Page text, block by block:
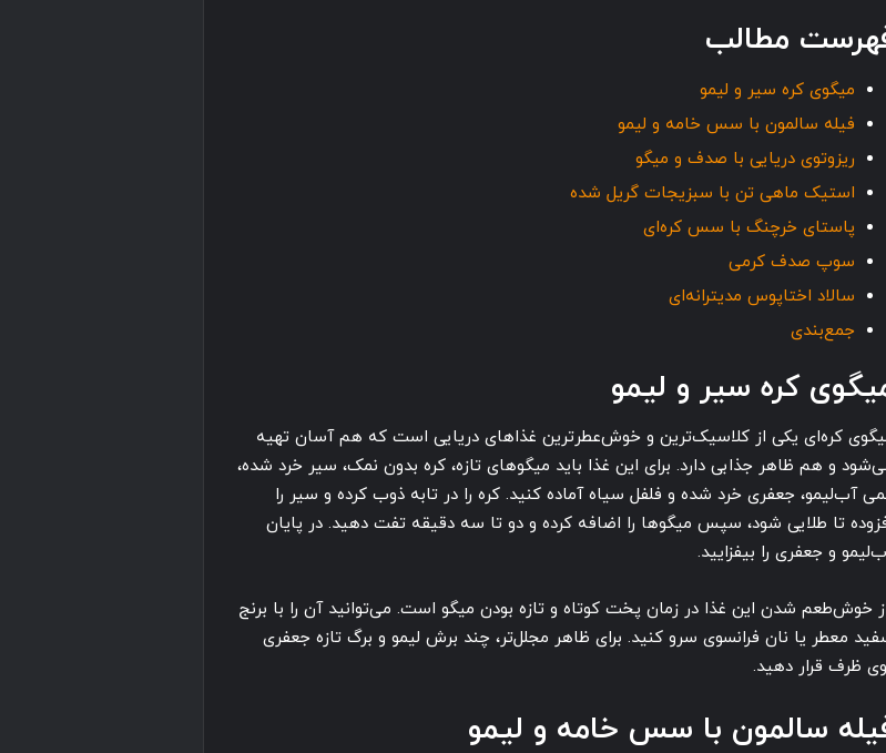
مطالب
میگوی کره سیر و لیمو
فیله سالمون با سس خامه و لیمو
ریزوتوی دریایی با صدف و میگو
استیک ماهی تن با سبزیجات گریل شده
پاستای خرچنگ با سس کره‌ای
سوپ صدف کرمی
سالاد اختاپوس مدیترانه‌ای
جمع‌بندی
کره سیر و لیمو
کره‌ای یکی از کلاسیک‌ترین و خوش‌عطرترین غذاهای دریایی است که هم آسان تهیه
و هم ظاهر جذابی دارد. برای این غذا باید میگوهای تازه، کره بدون نمک، سیر خرد شده،
آب‌لیمو، جعفری خرد شده و فلفل سیاه آماده کنید. کره را در تابه ذوب کرده و سیر را
تا طلایی شود، سپس میگوها را اضافه کرده و دو تا سه دقیقه تفت دهید. در پایان
و جعفری را بیفزایید.
خوش‌طعم شدن این غذا در زمان پخت کوتاه و تازه بودن میگو است. می‌توانید آن را با برنج
معطر یا نان فرانسوی سرو کنید. برای ظاهر مجلل‌تر، چند برش لیمو و برگ تازه جعفری
ظرف قرار دهید.
سالمون با سس خامه و لیمو